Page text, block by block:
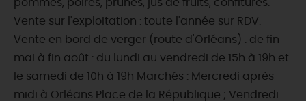
pommes, poires, prunes, jus de fruits, confitures.
Vente sur l'exploitation : toute l'année sur RDV.
Vente en bord de verger (route d'Orléans) : de fin
mai à fin août : du lundi au vendredi de 15h à 19h et
le samedi de 10h à 19h Marchés : Mercredi après-
midi à Orléans Place de la République ; Vendredi